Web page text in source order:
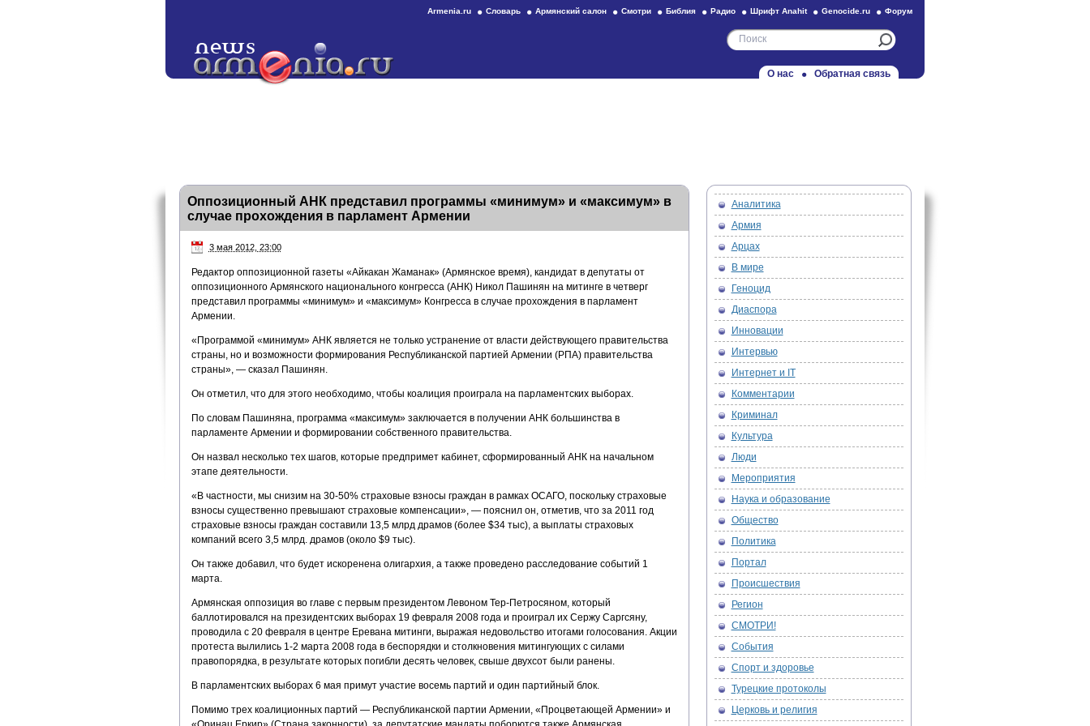
Armenia.ru Словарь Армянский салон Смотри Библия Радио Шрифт Anahit Genocide.ru Форум
О нас Обратная связь
Оппозиционный АНК представил программы «минимум» и «максимум» в
случае прохождения в парламент Армении
3 мая 2012, 23:00
Редактор оппозиционной газеты «Айкакан Жаманак» (Армянское время), кандидат в депутаты от
оппозиционного Армянского национального конгресса (АНК) Никол Пашинян на митинге в четверг
представил программы «минимум» и «максимум» Конгресса в случае прохождения в парламент
Армении.
«Программой «минимум» АНК является не только устранение от власти действующего правительства
страны, но и возможности формирования Республиканской партией Армении (РПА) правительства
страны», — сказал Пашинян.
Он отметил, что для этого необходимо, чтобы коалиция проиграла на парламентских выборах.
По словам Пашиняна, программа «максимум» заключается в получении АНК большинства в
парламенте Армении и формировании собственного правительства.
Он назвал несколько тех шагов, которые предпримет кабинет, сформированный АНК на начальном
этапе деятельности.
«В частности, мы снизим на 30-50% страховые взносы граждан в рамках ОСАГО, поскольку страховые
взносы существенно превышают страховые компенсации», — пояснил он, отметив, что за 2011 год
страховые взносы граждан составили 13,5 млрд драмов (более $34 тыс), а выплаты страховых
компаний всего 3,5 млрд. драмов (около $9 тыс).
Он также добавил, что будет искоренена олигархия, а также проведено расследование событий 1
марта.
Армянская оппозиция во главе с первым президентом Левоном Тер-Петросяном, который
баллотировался на президентских выборах 19 февраля 2008 года и проиграл их Сержу Саргсяну,
проводила с 20 февраля в центре Еревана митинги, выражая недовольство итогами голосования. Акции
протеста вылились 1-2 марта 2008 года в беспорядки и столкновения митингующих с силами
правопорядка, в результате которых погибли десять человек, свыше двухсот были ранены.
В парламентских выборах 6 мая примут участие восемь партий и один партийный блок.
Помимо трех коалиционных партий — Республиканской партии Армении, «Процветающей Армении» и
Аналитика
Армия
Арцах
В мире
Геноцид
Диаспора
Инновации
Интервью
Интернет и IT
Комментарии
Криминал
Культура
Люди
Мероприятия
Наука и образование
Общество
Политика
Портал
Происшествия
Регион
СМОТРИ!
События
Спорт и здоровье
Турецкие протоколы
Церковь и религия